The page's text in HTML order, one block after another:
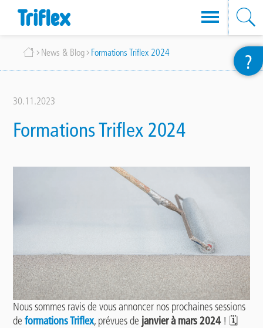
main
Breadcrumb
News & Blog Formations Triflex 2024
30.11.2023
Formations Triflex 2024
Nous sommes ravis de vous annoncer nos prochaines sessions
deformations Triflex, prévues de janvier à mars 2024 ! 🗓️
?